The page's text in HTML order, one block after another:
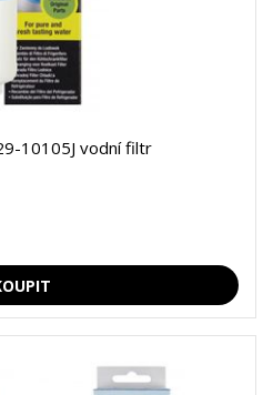
10105J vodní filtr